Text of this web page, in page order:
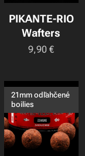
PIKANTE-RIO
Wafters
9,90 €
21mm odľahčené
boilies